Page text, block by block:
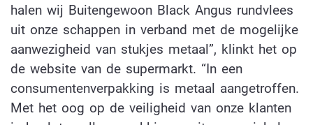
halen wij Buitengewoon Black Angus rundvlees
uit onze schappen in verband met de mogelijke
aanwezigheid van stukjes metaal”, klinkt het op
de website van de supermarkt. “In een
consumentenverpakking is metaal aangetroffen.
Met het oog op de veiligheid van onze klanten